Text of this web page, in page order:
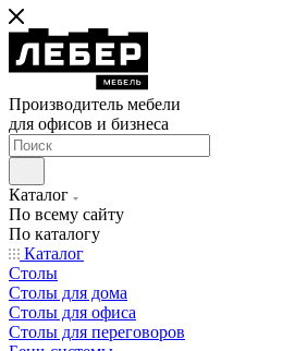
Производитель мебели
для офисов и бизнеса
Каталог
По всему сайту
По каталогу
Каталог
Столы
Столы для дома
Столы для офиса
Столы для переговоров